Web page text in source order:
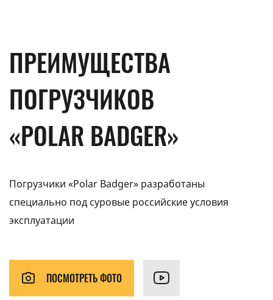
ПРЕИМУЩЕСТВА
ПОГРУЗЧИКОВ
«POLAR BADGER»
Погрузчики «Polar Badger» разработаны
специально под суровые российские условия
эксплуатации
ПОСМОТРЕТЬ ФОТО